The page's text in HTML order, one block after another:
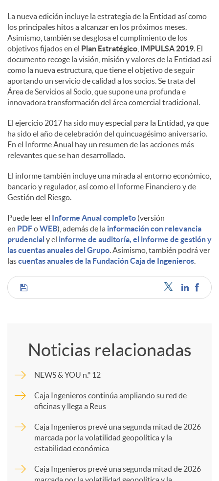
n
i
d
o
s
La nueva edición incluye la estrategia de la Entidad así como
los principales hitos a alcanzar en los próximos meses.
Asimismo, también se desglosa el cumplimiento de los
objetivos fijados en el Plan Estratégico IMPULSA 2019. El
documento recoge la visión, misión y valores de la Entidad así
como la nueva estructura, que tiene el objetivo de seguir
aportando un servicio de calidad a los socios. Se trata del
Área de Servicios al Socio, que supone una profunda e
innovadora transformación del área comercial tradicional.
El ejercicio 2017 ha sido muy especial para la Entidad, ya que
ha sido el año de celebración del quincuagésimo aniversario.
En el Informe Anual hay un resumen de las acciones más
relevantes que se han desarrollado.
El informe también incluye una mirada al entorno económico,
bancario y regulador, así como el Informe Financiero y de
Gestión del Riesgo.
Puede leer el Informe Anual completo (versión
en PDFoWEB), además de la información con relevancia
prudencialy el informe de auditoría, el informe de gestión y
las cuentas anuales del Grupo. Asimismo, también podrá ver
lascuentas anuales de la Fundación Caja de Ingenieros.
C
m
p
a
Noticias relacionadas
NEWS & YOU n.º 12
Caja Ingenieros continúa ampliando su red de
oficinas y llega a Reus
Caja Ingenieros prevé una segunda mitad de 2026
marcada por la volatilidad geopolítica y la
estabilidad económica
Caja Ingenieros prevé una segunda mitad de 2026